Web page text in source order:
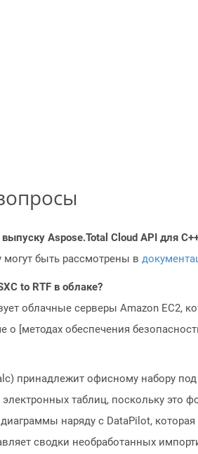
Aspose.Total Cloud API для
быть рассмотрены в
to RTF в облаке?
облачные серверы Amazon EC2,
о [методах обеспечения
принадлежит офисному набору
таблиц, поскольку это
наряду с DataPilot,
сводки необработанных